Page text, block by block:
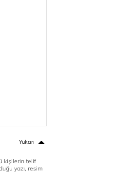
Yukarı
kişilerin telif
yazı, resim